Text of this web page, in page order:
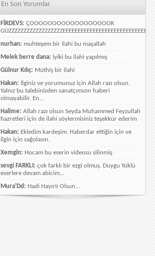
En Son Yorumlar
FİRDEVS: ÇOOOOOOOOOOOOOOOOOOK
nurhan: muhteşem bir ilahi bu maşallah
Melek berre dana: İyiki bu ilahi yapılmış
Gülnur Kılıç: Müthiş bir ilahi
Hakan: İlginiz ve yorumunuz için Allah razı olsun.
Yalnız bu talebinizden sanatçımızın haberi
olmayabilir. En...
Halime: Allah razı olsun Seyda Muhammed Feyzullah
hazretleri için de ilahi söylermisiniz teşekkür ederim
Hakan: Ekledim kardeşim. Haberdar ettiğin için ve
ilgin için sağolasın.
Xemgîn: Hocam bu eserin videosu silinmiş
sevgi FARKLI: çok farklı bir ezgi olmuş. Duygu Yüklü
eserlere devam abicim...
Mura'Dd: Hadi Hayırlı Olsun...